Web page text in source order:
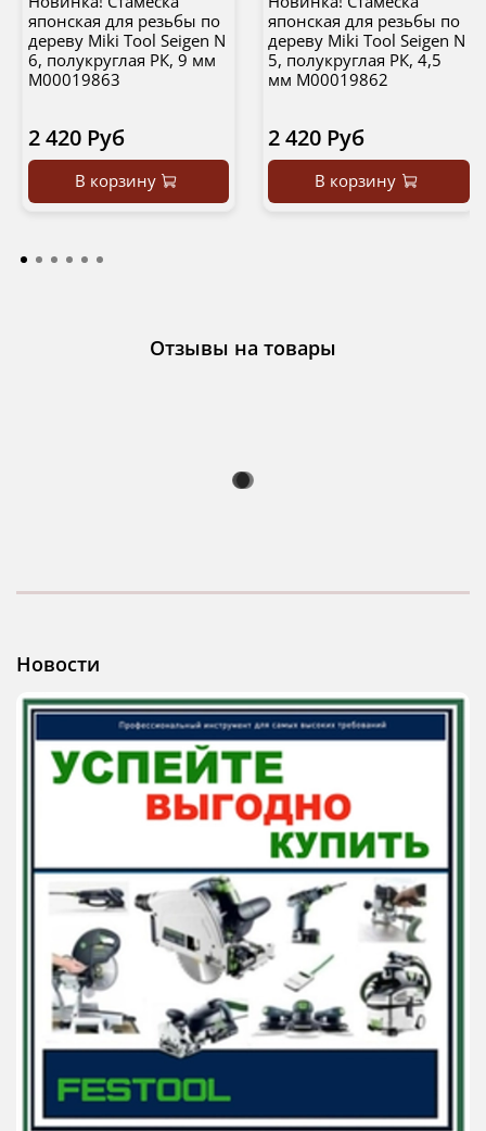
японская для резьбы по
дереву Miki Tool Seigen N
6, полукруглая РК, 9 мм
М00019863
2 420 Руб
В корзину
японская для резьбы по
дереву Miki Tool Seigen N
5, полукруглая РК, 4,5
мм М00019862
2 420 Руб
В корзину
Отзывы на товары
Новости